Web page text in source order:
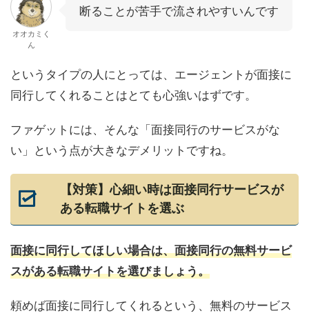
オオカミく
ん
断ることが苦手で流されやすいんです
というタイプの人にとっては、エージェントが面接に
同行してくれることはとても心強いはずです。
ファゲットには、そんな「面接同行のサービスがな
い」という点が大きなデメリットですね。
【対策】心細い時は面接同行サービスが
ある転職サイトを選ぶ
面接に同行してほしい場合は、面接同行の無料サービ
スがある転職サイトを選びましょう。
頼めば面接に同行してくれるという、無料のサービス